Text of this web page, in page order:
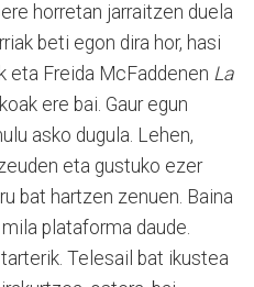
horretan jarraitzen duela
beti egon dira hor, hasi
eta Freida McFaddenen La
ere bai. Gaur egun
asko dugula. Lehen,
eta gustuko ezer
bat hartzen zenuen. Baina
plataforma daude.
Telesail bat ikustea